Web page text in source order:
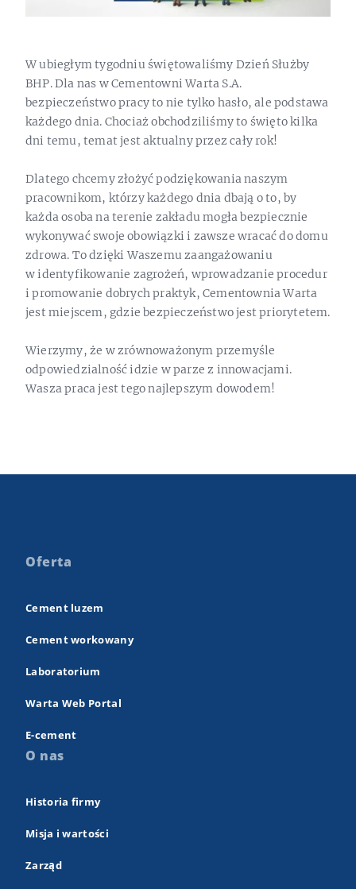
W ubiegłym tygodniu świętowaliśmy Dzień Służby
BHP. Dla nas w Cementowni Warta S.A.
bezpieczeństwo pracy to nie tylko hasło, ale podstawa
każdego dnia. Chociaż obchodziliśmy to święto kilka
dni temu, temat jest aktualny przez cały rok!
Dlatego chcemy złożyć podziękowania naszym
pracownikom, którzy każdego dnia dbają o to, by
każda osoba na terenie zakładu mogła bezpiecznie
wykonywać swoje obowiązki i zawsze wracać do domu
zdrowa. To dzięki Waszemu zaangażowaniu
w identyfikowanie zagrożeń, wprowadzanie procedur
i promowanie dobrych praktyk, Cementownia Warta
jest miejscem, gdzie bezpieczeństwo jest priorytetem.
Wierzymy, że w zrównoważonym przemyśle
odpowiedzialność idzie w parze z innowacjami.
Wasza praca jest tego najlepszym dowodem!
Oferta
Cement luzem
Cement workowany
Laboratorium
Warta Web Portal
E-cement
O nas
Historia firmy
Misja i wartości
Zarząd